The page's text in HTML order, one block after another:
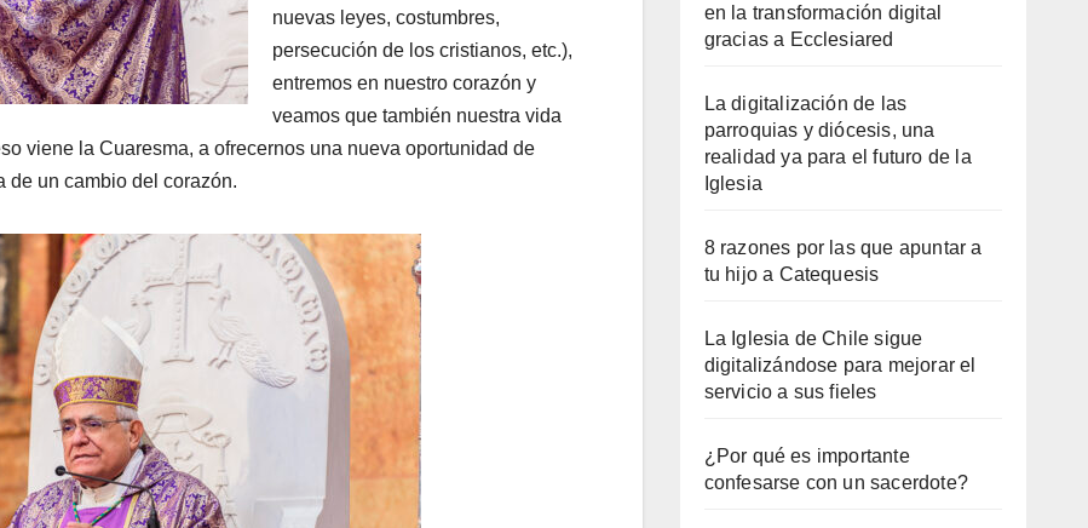
nuevas leyes, costumbres,
persecución de los cristianos, etc.),
entremos en nuestro corazón y
veamos que también nuestra vida
viene la Cuaresma, a ofrecernos una nueva oportunidad de
de un cambio del corazón.
en la transformación digital
gracias a Ecclesiared
La digitalización de las
parroquias y diócesis, una
realidad ya para el futuro de la
Iglesia
8 razones por las que apuntar a
tu hijo a Catequesis
La Iglesia de Chile sigue
digitalizándose para mejorar el
servicio a sus fieles
¿Por qué es importante
confesarse con un sacerdote?